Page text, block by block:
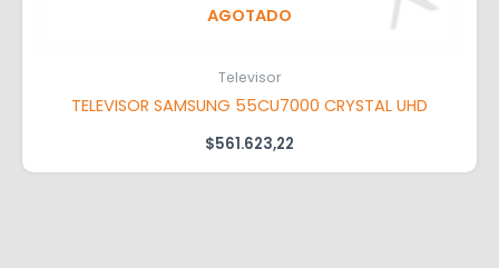
AGOTADO
Televisor
TELEVISOR SAMSUNG 55CU7000 CRYSTAL UHD
$561.623,22